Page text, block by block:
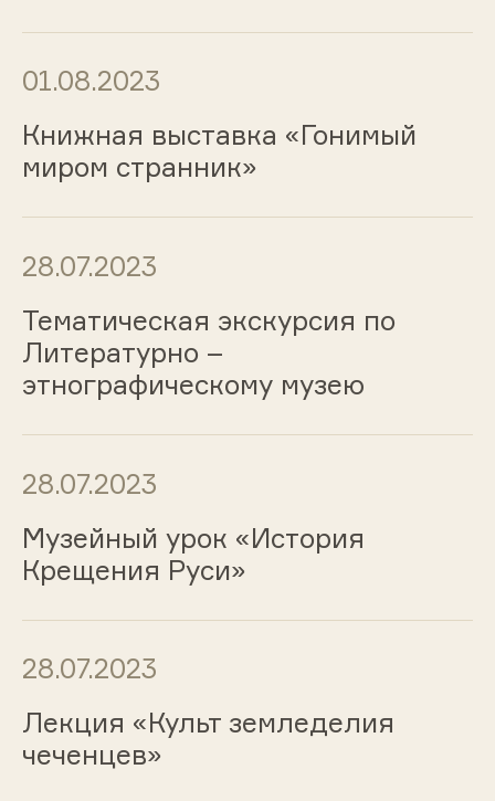
01.08.2023
Книжная выставка «Гонимый
миром странник»
28.07.2023
Тематическая экскурсия по
Литературно –
этнографическому музею
28.07.2023
Музейный урок «История
Крещения Руси»
28.07.2023
Лекция «Культ земледелия
чеченцев»